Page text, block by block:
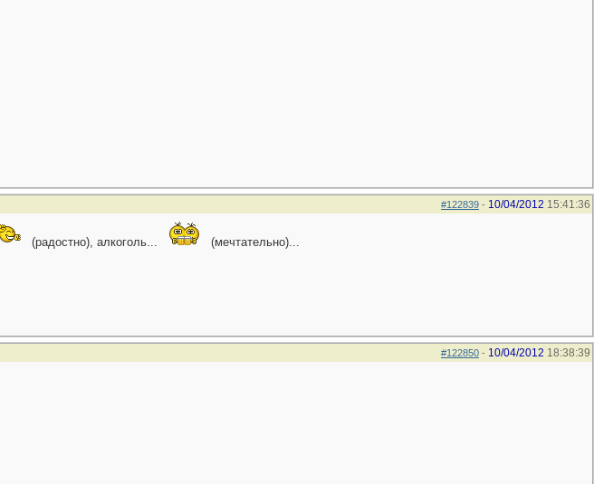
#122839 - 10/04/2012 15:41:36
(радостно), алкоголь... (мечтательно)...
#122850 - 10/04/2012 18:38:39